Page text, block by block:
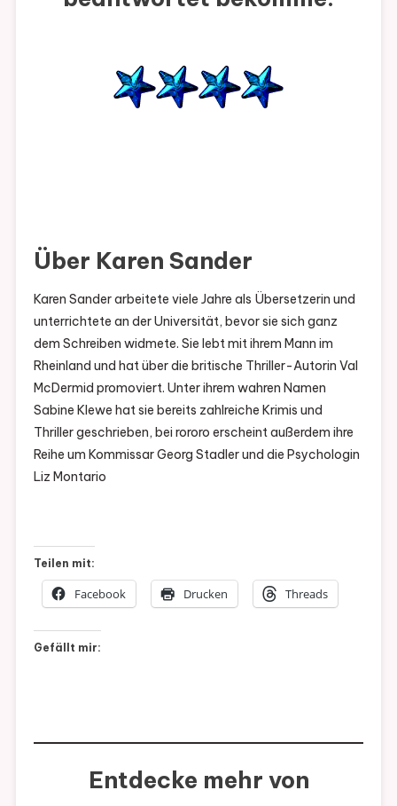
Über Karen Sander
Karen Sander arbeitete viele Jahre als Übersetzerin und
unterrichtete an der Universität, bevor sie sich ganz
dem Schreiben widmete. Sie lebt mit ihrem Mann im
Rheinland und hat über die britische Thriller-Autorin Val
McDermid promoviert. Unter ihrem wahren Namen
Sabine Klewe hat sie bereits zahlreiche Krimis und
Thriller geschrieben, bei rororo erscheint außerdem ihre
Reihe um Kommissar Georg Stadler und die Psychologin
Liz Montario
Teilen mit:
Facebook Drucken Threads
Gefällt mir:
Entdecke mehr von